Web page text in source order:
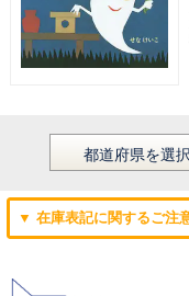
▼ 在庫表記に関するご注